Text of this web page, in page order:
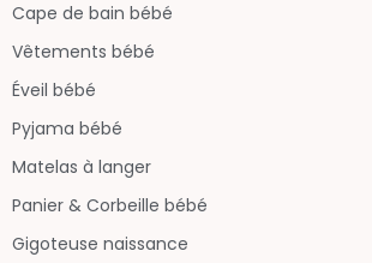
Cape de bain bébé
Vêtements bébé
Éveil bébé
Pyjama bébé
Matelas à langer
Panier & Corbeille bébé
Gigoteuse naissance